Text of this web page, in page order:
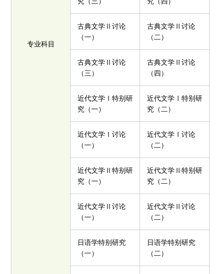
专业科目
古典文学Ⅱ讨论
（一）
古典文学Ⅱ讨论
（二）
古典文学Ⅱ讨论
（三）
古典文学Ⅱ讨论
（四）
近代文学Ⅰ特别研
究（一）
近代文学Ⅰ特别研
究（二）
近代文学Ⅰ讨论
（一）
近代文学Ⅰ讨论
（二）
近代文学Ⅱ特别研
究（一）
近代文学Ⅱ特别研
究（二）
近代文学Ⅱ讨论
（一）
近代文学Ⅱ讨论
（二）
日语学特别研究
（一）
日语学特别研究
（二）